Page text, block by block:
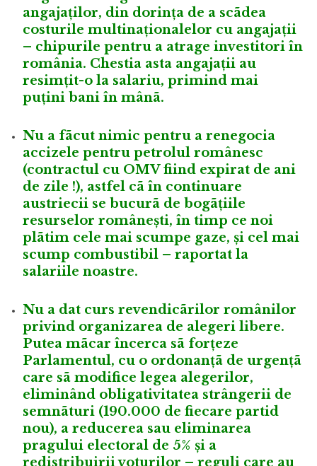
angajaților, din dorința de a scãdea
costurile multinaționalelor cu angajații
– chipurile pentru a atrage investitori în
românia. Chestia asta angajații au
resimțit-o la salariu, primind mai
puțini bani în mânã.
Nu a fãcut nimic pentru a renegocia
accizele pentru petrolul românesc
(contractul cu OMV fiind expirat de ani
de zile !), astfel cã în continuare
austriecii se bucurã de bogãțiile
resurselor românești, în timp ce noi
plãtim cele mai scumpe gaze, și cel mai
scump combustibil – raportat la
salariile noastre.
Nu a dat curs revendicãrilor românilor
privind organizarea de alegeri libere.
Putea mãcar încerca sã forțeze
Parlamentul, cu o ordonanțã de urgențã
care sã modifice legea alegerilor,
eliminând obligativitatea strângerii de
semnãturi (190.000 de fiecare partid
nou), a reducerea sau eliminarea
pragului electoral de 5% și a
redistribuirii voturilor – reguli care au